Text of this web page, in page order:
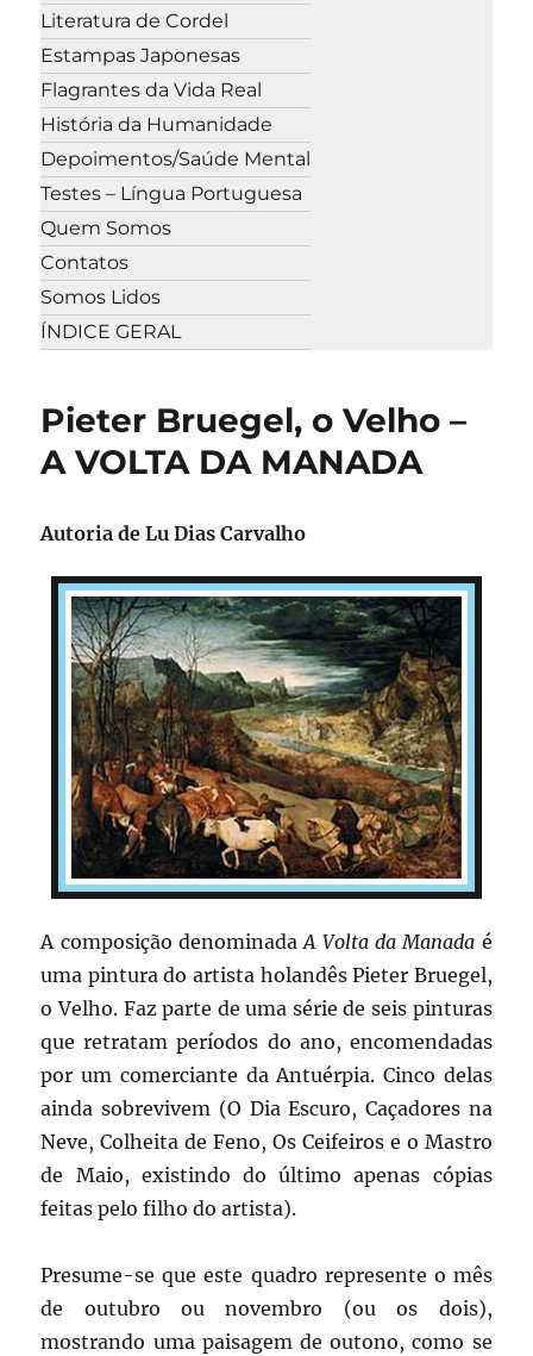
Literatura de Cordel
Estampas Japonesas
Flagrantes da Vida Real
História da Humanidade
Depoimentos/Saúde Mental
Testes – Língua Portuguesa
Quem Somos
Contatos
Somos Lidos
ÍNDICE GERAL
Pieter Bruegel, o Velho –
A VOLTA DA MANADA
Autoria deLu Dias Carvalho
A composição denominadaA Volta da Manada é
uma pintura do artista holandês Pieter Bruegel,
o Velho. Faz parte de uma série de seis pinturas
que retratam períodos do ano, encomendadas
por um comerciante da Antuérpia. Cinco delas
ainda sobrevivem (O Dia Escuro, Caçadores na
Neve, Colheita de Feno, Os Ceifeiros e o Mastro
de Maio, existindo do último apenas cópias
feitas pelo filho do artista).
Presume-se que este quadro represente o mês
de outubro ou novembro (ou os dois),
mostrando uma paisagem de outono, como se